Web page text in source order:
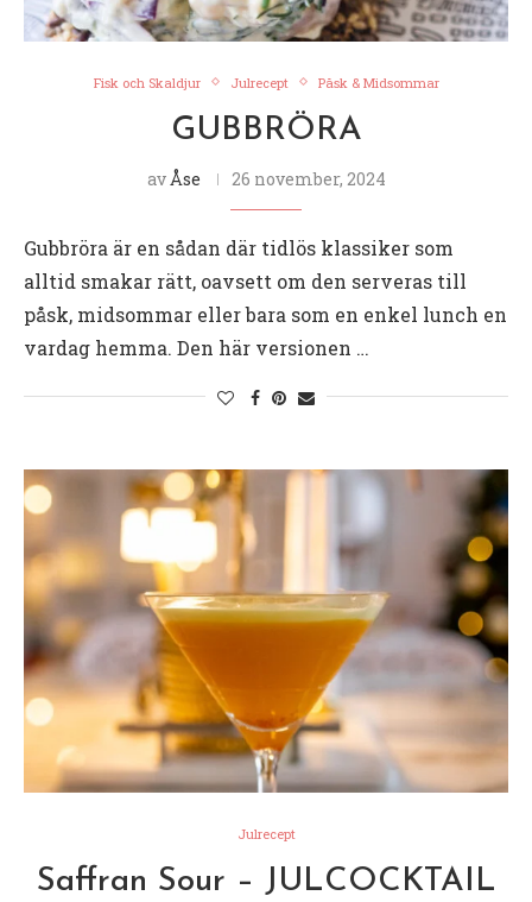
Fisk och Skaldjur Julrecept Påsk & Midsommar
GUBBRÖRA
av Åse 26 november, 2024
Gubbröra är en sådan där tidlös klassiker som
alltid smakar rätt, oavsett om den serveras till
påsk, midsommar eller bara som en enkel lunch en
vardag hemma. Den här versionen …
Julrecept
Saffran Sour – JULCOCKTAIL